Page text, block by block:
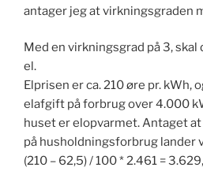
antager jeg at virkningsgraden
Med en virkningsgrad på 3, skal
el.
Elprisen er ca. 210 øre pr. kWh,
elafgift på forbrug over 4.000
huset er elopvarmet. Antaget
på husholdningsforbrug lander
(210 – 62,5) / 100 * 2.461 =